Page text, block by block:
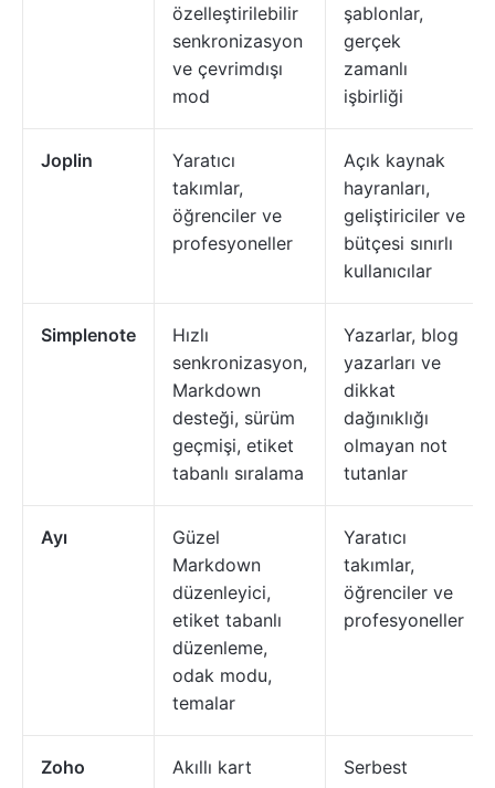
özelleştirilebilir
senkronizasyon
ve çevrimdışı
mod
şablonlar,
gerçek
zamanlı
işbirliği
Joplin
Yaratıcı
takımlar,
öğrenciler ve
profesyoneller
Açık kaynak
hayranları,
geliştiriciler ve
bütçesi sınırlı
kullanıcılar
Simplenote
Hızlı
senkronizasyon,
Markdown
desteği, sürüm
geçmişi, etiket
tabanlı sıralama
Yazarlar, blog
yazarları ve
dikkat
dağınıklığı
olmayan not
tutanlar
Ayı
Güzel
Markdown
düzenleyici,
etiket tabanlı
düzenleme,
odak modu,
temalar
Yaratıcı
takımlar,
öğrenciler ve
profesyoneller
Zoho
Akıllı kart
Serbest